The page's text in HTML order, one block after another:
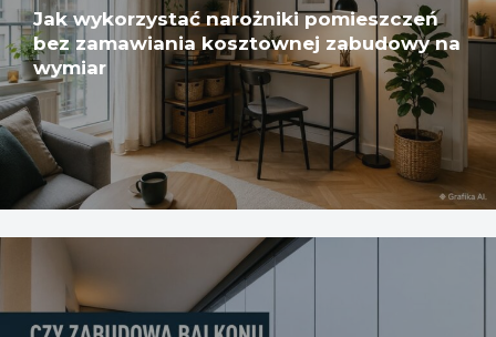
Jak wykorzystać narożniki pomieszczeń
bez zamawiania kosztownej zabudowy na
wymiar